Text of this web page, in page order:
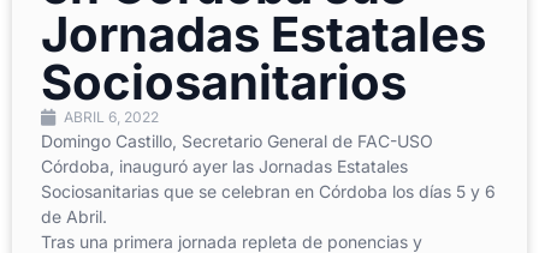
Jornadas Estatales
Sociosanitarios
ABRIL 6, 2022
Domingo Castillo, Secretario General de FAC-USO
Córdoba, inauguró ayer las Jornadas Estatales
Sociosanitarias que se celebran en Córdoba los días 5 y 6
de Abril.
Tras una primera jornada repleta de ponencias y